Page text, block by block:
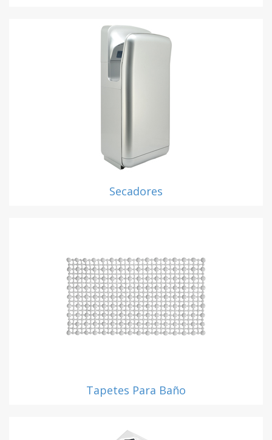
Secadores
Tapetes Para Baño